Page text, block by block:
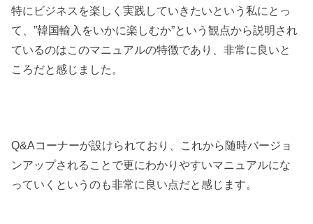
特にビジネスを楽しく実践していきたいという私にとっ
て、”韓国輸入をいかに楽しむか”という観点から説明され
ているのはこのマニュアルの特徴であり、非常に良いと
ころだと感じました。
Q&Aコーナーが設けられており、これから随時バージョ
ンアップされることで更にわかりやすいマニュアルにな
っていくというのも非常に良い点だと感じます。